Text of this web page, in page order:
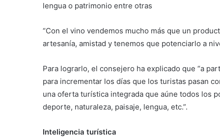
lengua o patrimonio entre otras
“Con el vino vendemos mucho más que un
artesanía, amistad y tenemos que potenciarlo a
Para lograrlo, el consejero ha explicado que “a
para incrementar los días que los turistas pasan
una oferta turística integrada que aúne todos los
deporte, naturaleza, paisaje, lengua, etc.”.
Inteligencia turística